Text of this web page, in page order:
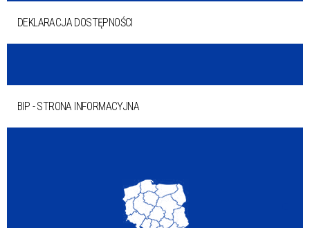
DEKLARACJA DOSTĘPNOŚCI
BIP - STRONA INFORMACYJNA